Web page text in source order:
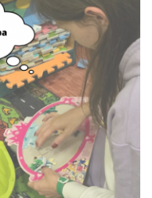
Karos
Spa:
Popolna
izbira
za
družinski
oddih
v
Zalakarosu